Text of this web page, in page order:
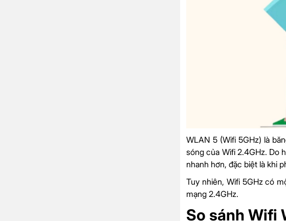
WLAN 5 (Wifi 5GHz) là
sóng của Wifi 2.4GHz. Do
nhanh hơn, đặc biệt là khi
Tuy nhiên, Wifi 5GHz có
mạng 2.4GHz.
So sánh Wifi